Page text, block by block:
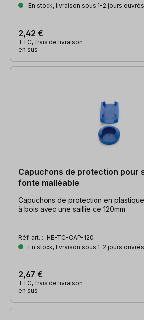
En stock, livraison sous 1-2 jours ouvrés
2,42 €
TTC, frais de livraison
en sus
Capuchons de protection pour
fonte malléable
Capuchons de protection en
à bois avec une saillie de 120mm
Réf. art. : HE-TC-CAP-120
En stock, livraison sous 1-2 jours ouvrés
2,67 €
TTC, frais de livraison
en sus